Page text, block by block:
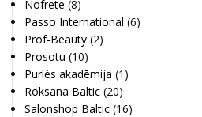
Nofrete (8)
Passo International (6)
Prof-Beauty (2)
Prosotu (10)
Purlés akadēmija (1)
Roksana Baltic (20)
Salonshop Baltic (16)